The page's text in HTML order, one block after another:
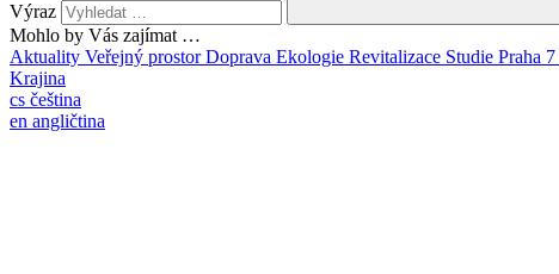
Výraz
Mohlo by Vás zajímat …
Aktuality Veřejný prostorDoprava Ekologie Revitalizace Studie Praha 7
Krajina
cs čeština
en angličtina